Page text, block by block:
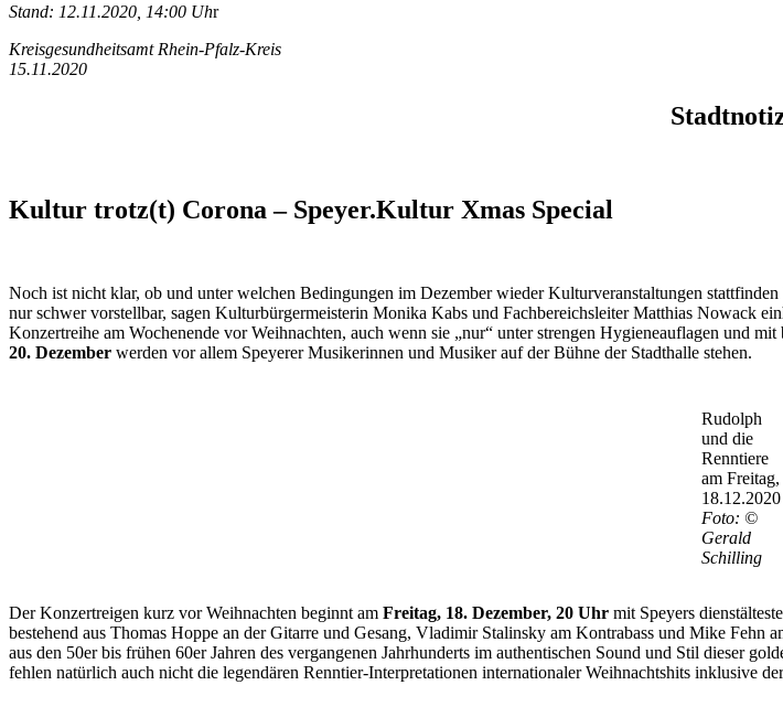
Stand: 12.11.2020, 14:00 Uhr
Kreisgesundheitsamt Rhein-Pfalz-Kreis
15.11.2020
Kultur trotz(t) Corona – Speyer.Kultur Xmas Special
Noch ist nicht klar, ob und unter welchen Bedingungen im Dezember wieder Kulturveranstaltungen
nur schwer vorstellbar, sagen Kulturbürgermeisterin Monika Kabs und Fachbereichsleiter Matthias Nowack
Konzertreihe am Wochenende vor Weihnachten, auch wenn sie „nur“ unter strengen Hygieneauflagen und
20. Dezember werden vor allem Speyerer Musikerinnen und Musiker auf der Bühne der Stadthalle stehen.
Rudolph
und die
Renntiere
am Freitag,
18.12.2020
Foto: ©
Gerald
Schilling
Der Konzertreigen kurz vor Weihnachten beginnt am Freitag, 18. Dezember, 20 Uhr mit Speyers
bestehend aus Thomas Hoppe an der Gitarre und Gesang, Vladimir Stalinsky am Kontrabass und Mike Fehn
aus den 50er bis frühen 60er Jahren des vergangenen Jahrhunderts im authentischen Sound und Stil dieser
fehlen natürlich auch nicht die legendären Renntier-Interpretationen internationaler Weihnachtshits inklusive